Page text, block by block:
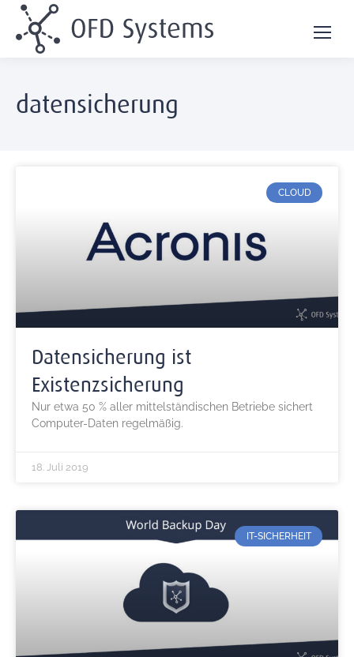
datensicherung
CLOUD
Datensicherung ist
Existenzsicherung
Nur etwa 50 % aller mittelständischen Betriebe sichert
Computer-Daten regelmäßig.
18. Juli 2019
IT-SICHERHEIT